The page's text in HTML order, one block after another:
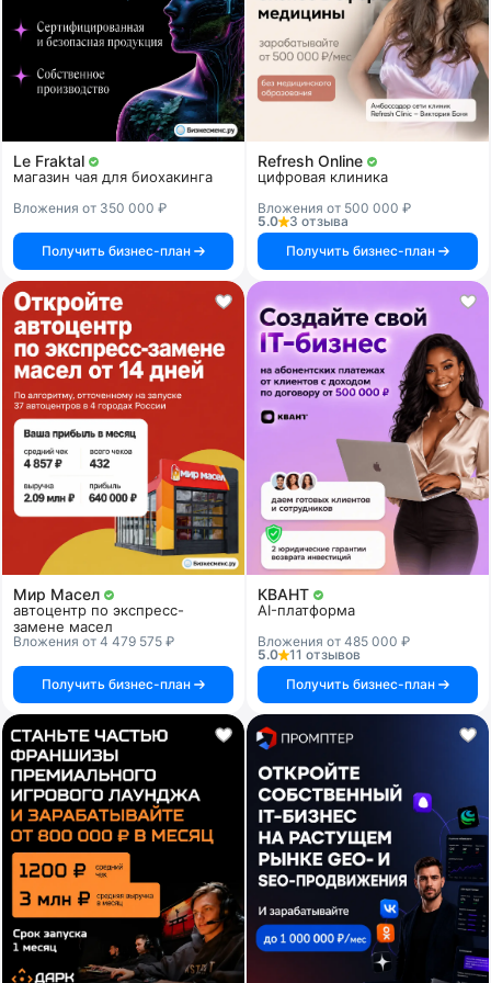
Le Fraktal
магазин чая для биохакинга
Вложения от 350 000 ₽
Получить бизнес-план
Refresh Online
цифровая клиника
Вложения от 500 000 ₽
5.0
3 отзыва
Получить бизнес-план
Мир Масел
автоцентр по экспресс-
замене масел
Вложения от 4 479 575 ₽
Получить бизнес-план
КВАНТ
AI-платформа
Вложения от 485 000 ₽
5.0
11 отзывов
Получить бизнес-план